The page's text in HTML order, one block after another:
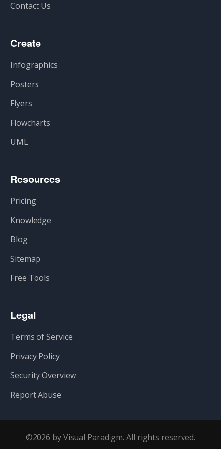
Contact Us
Create
Infographics
Posters
Flyers
Flowcharts
UML
Resources
Pricing
Knowledge
Blog
Sitemap
Free Tools
Legal
Terms of Service
Privacy Policy
Security Overview
Report Abuse
©2026 by Visual Paradigm. All rights reserved.